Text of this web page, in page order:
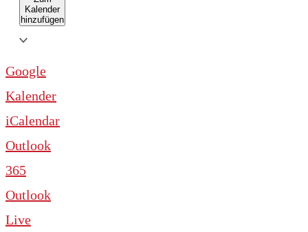
Kalender
hinzufügen
Google
Kalender
iCalendar
Outlook
365
Outlook
Live